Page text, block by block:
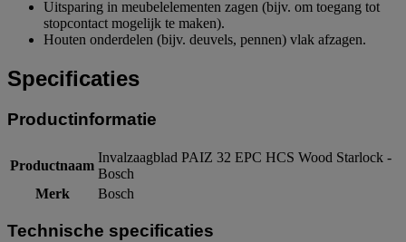
Uitsparing in meubelelementen zagen (bijv. om toegang tot
stopcontact mogelijk te maken).
Houten onderdelen (bijv. deuvels, pennen) vlak afzagen.
Specificaties
Productinformatie
Productnaam
Invalzaagblad PAIZ 32 EPC HCS Wood Starlock -
Bosch
Merk
Bosch
Technische specificaties